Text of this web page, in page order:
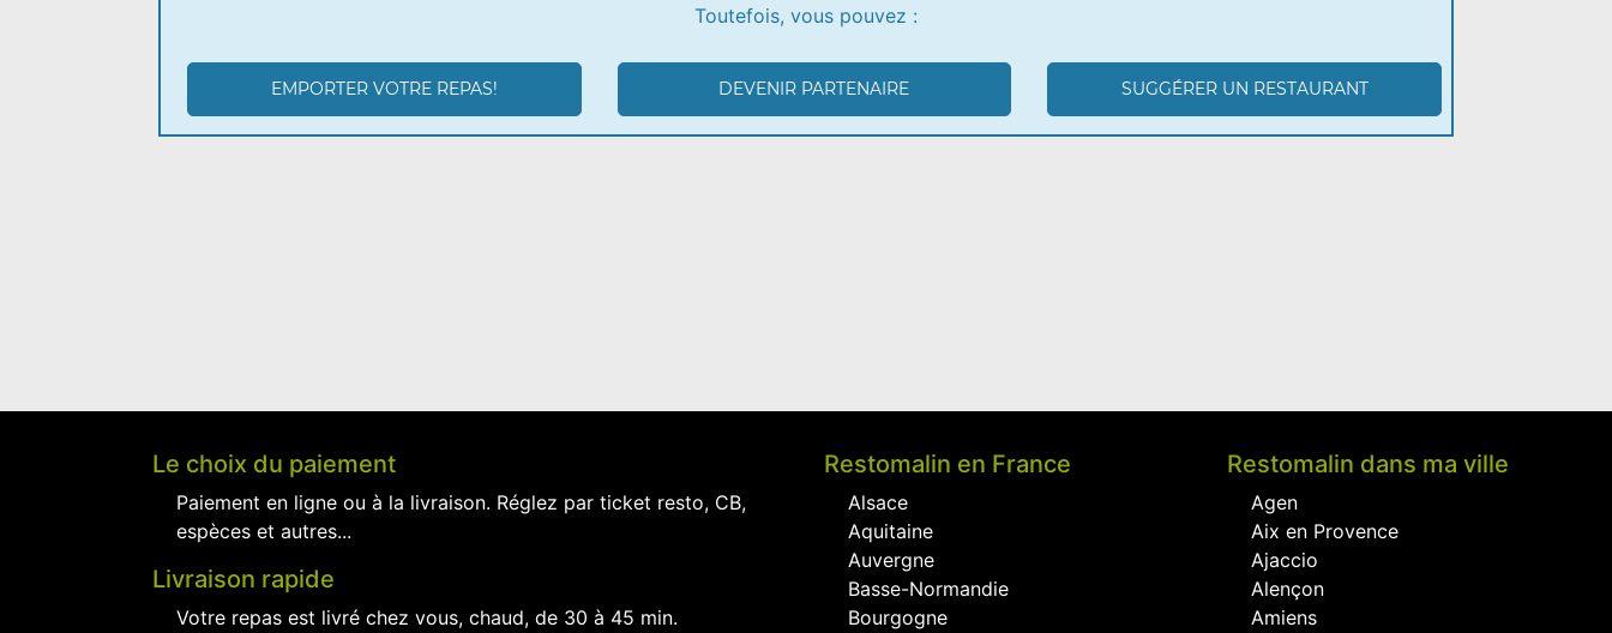
Toutefois, vous pouvez :
EMPORTER VOTRE REPAS! DEVENIR PARTENAIRE SUGGÉRER UN RESTAURANT
Le choix du paiement
Paiement en ligne ou à la livraison. Réglez par ticket resto, CB,
espèces et autres...
Livraison rapide
Votre repas est livré chez vous, chaud, de 30 à 45 min.
Restomalin en France
Alsace
Aquitaine
Auvergne
Basse-Normandie
Bourgogne
Restomalin dans ma ville
Agen
Aix en Provence
Ajaccio
Alençon
Amiens